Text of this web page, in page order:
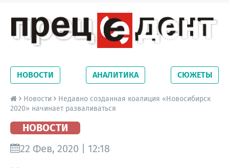
Новосибирской области. Читайте свежие
новости на сайте сетевого издания
Precedent.
НОВОСТИ АНАЛИТИКА СЮЖЕТЫ
Новости
Недавно созданная коалиция «Новосибирск
2020» начинает разваливаться
НОВОСТИ
22 Фев, 2020 | 12:18